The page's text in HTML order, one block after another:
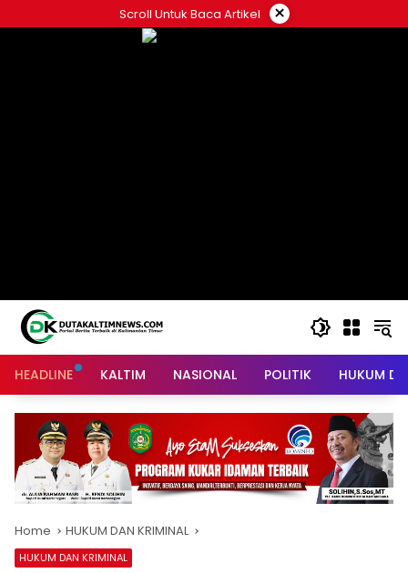
to
Scroll Untuk Baca Artikel ×
HEADLINE KALTIM NASIONAL POLITIK HUKUM
Home HUKUM DAN KRIMINAL
HUKUM DAN KRIMINAL